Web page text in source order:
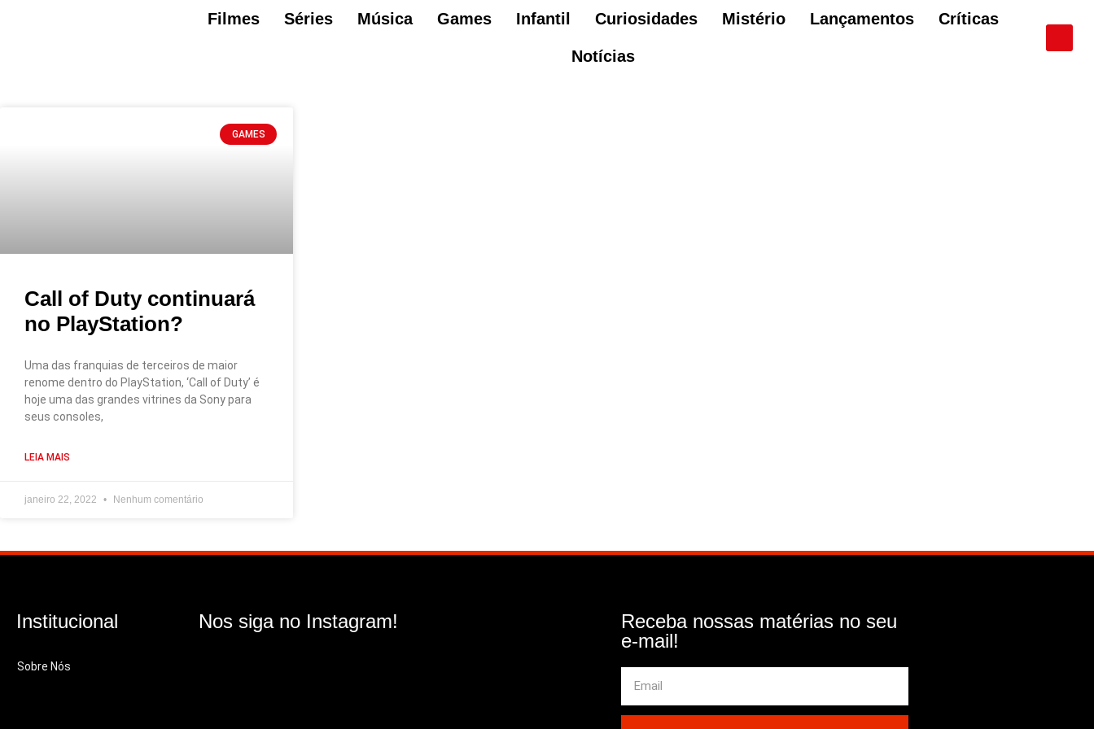
Filmes Séries Música Games Infantil Curiosidades Mistério Lançamentos Críticas
Notícias
GAMES
Call of Duty continuará
no PlayStation?
Uma das franquias de terceiros de maior
renome dentro do PlayStation, ‘Call of Duty’ é
hoje uma das grandes vitrines da Sony para
seus consoles,
LEIA MAIS
janeiro 22, 2022 Nenhum comentário
Institucional
Sobre Nós
Nos siga no Instagram!
Receba nossas matérias no seu
e-mail!